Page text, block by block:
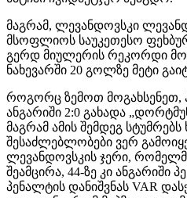
მაგრამ, ლევანდოვსკი
მსოფლიოს საუკეთესო
გერდ მიულერის რეკორდი
ნახევარში 20 გოლზე მეტი
როგორც ზემოთ მოგახსენეთ,
ანგარიში 2:0 გახადა
მაგრამ ამის შემდეგ
შესაძლებლობები ვერ
ლევანდოვსკის ჯერი,
შეამცირა, 44-ზე კი ანგარიში
პენალტის დანიშვნას VAR